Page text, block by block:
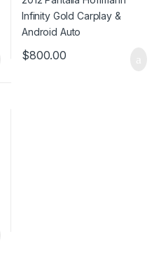
$800.00